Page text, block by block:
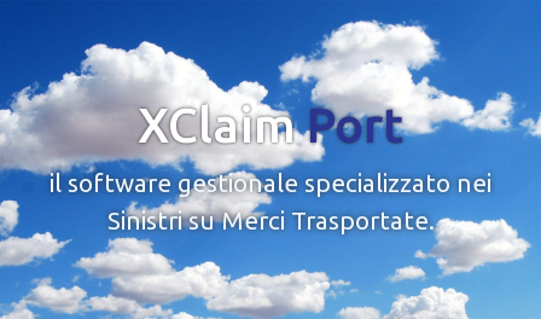
XClaimPort
il software gestionale specializzato nei
Sinistri su Merci Trasportate.